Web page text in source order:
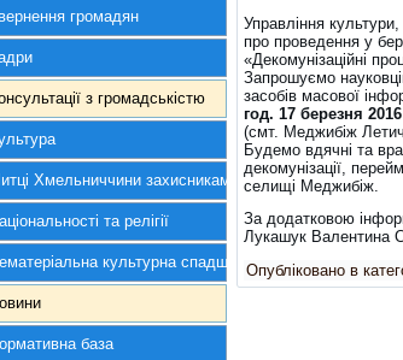
громадян
з громадськістю
Хмельниччини захисникам України
та релігії
культурна спадщина
база
Управління
про проведення у
«Декомунізаційні
Запрошуємо
засобів масової
год. 17 березня
(смт. Меджибіж
Будемо вдячні та
декомунізації,
селищі Меджибіж.
За додатковою
Лукашук Валентина
Опубліковано в